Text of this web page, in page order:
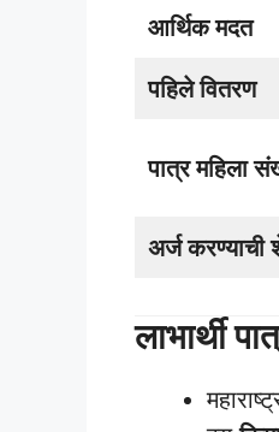
आर्थिक मदत
पहिले वितरण
पात्र महिला
अर्ज करण्याची
लाभार्थी